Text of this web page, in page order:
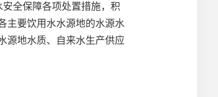
全保障各项处置措施，积
主要饮用水水源地的水源水
源地水质、自来水生产供应